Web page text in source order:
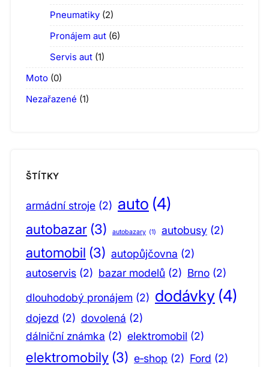
Pneumatiky (2)
Pronájem aut (6)
Servis aut (1)
Moto (0)
Nezařazené (1)
ŠTÍTKY
armádní stroje (2) auto (4)
autobazar (3) autobazary (1) autobusy (2)
automobil (3) autopůjčovna (2)
autoservis (2) bazar modelů (2) Brno (2)
dlouhodobý pronájem (2) dodávky (4)
dojezd (2) dovolená (2)
dálniční známka (2) elektromobil (2)
elektromobily (3) e‑shop (2) Ford (2)